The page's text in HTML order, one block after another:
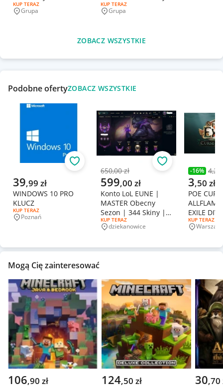
RODZAJ OFERTY:
KUP TERAZ
Miejscowość
Grupa
RODZAJ OFERTY:
KUP TERAZ
Miejscowość
Grupa
ZOBACZ WSZYSTKIE
Podobne ofertyZOBACZ WSZYSTKIE
Aktualna cena
39,99 zł
WINDOWS 10 PRO
KLUCZ
RODZAJ OFERTY:
KUP TERAZ
Miejscowość
Poznań
Obserwuj
Poprzednia cena
650,00 zł
Aktualna cena
599,00 zł
Konto LoL EUNE |
MASTER Obecny
Sezon | 344 Skiny |
443 LVL | Full Champ
RODZAJ OFERTY:
KUP TERAZ
Miejscowość
dziekanowice
Obserwuj
-16% 4,20
Aktualna
3,50 zł
POE
EXILE
RODZAJ
KUP TERAZ
Mogą Cię zainteresować
106,90 zł 124,50 zł 30,70